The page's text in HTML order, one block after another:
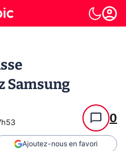
Samsung
0
Ajoutez-nous en favori